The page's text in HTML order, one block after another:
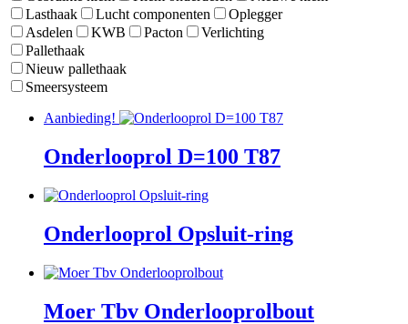
Lasthaak
Lucht componenten
Oplegger
Asdelen
KWB Pacton
Verlichting
Pallethaak
Nieuw pallethaak
Smeersysteem
Aanbieding!
Onderlooprol D=100 T87
Onderlooprol Opsluit-ring
Moer Tbv Onderlooprolbout